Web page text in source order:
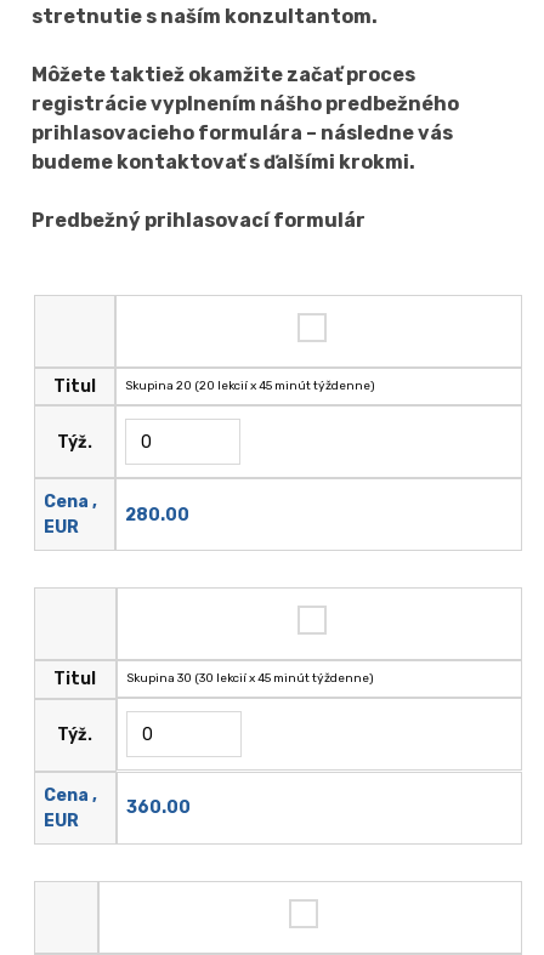
stretnutie s naším konzultantom.
Môžete taktiež okamžite začať proces
registrácie vyplnením nášho predbežného
prihlasovacieho formulára – následne vás
budeme kontaktovať s ďalšími krokmi.
Predbežný prihlasovací formulár
Titul
Týž.
Cena ,
EUR
Skupina 20 (20 lekcií x 45 minút týždenne)
280.00
Titul
Týž.
Cena ,
EUR
Skupina 30 (30 lekcií x 45 minút týždenne)
360.00